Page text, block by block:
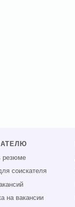
резюме
соискателя
на вакансии